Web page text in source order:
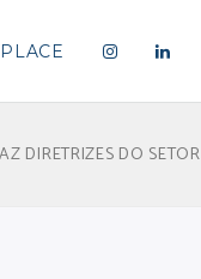
DIRETRIZES DO SETOR